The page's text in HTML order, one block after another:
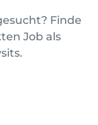
Finde
Job als